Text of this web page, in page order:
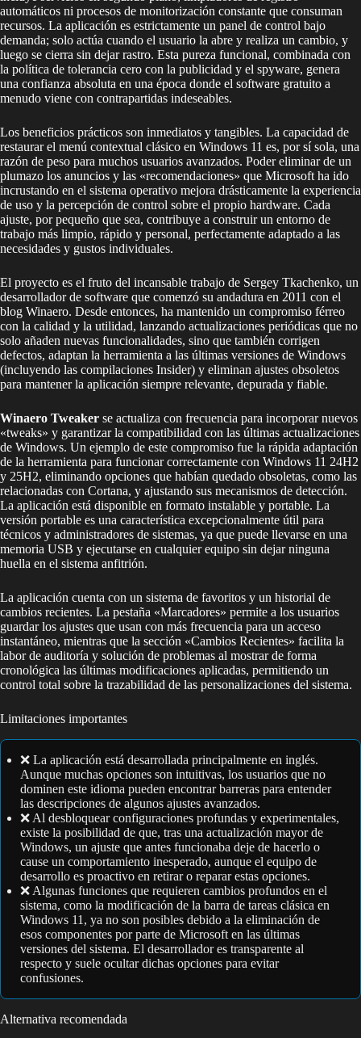
automáticos ni procesos de monitorización constante que consuman
recursos. La aplicación es estrictamente un panel de control bajo
demanda; solo actúa cuando el usuario la abre y realiza un cambio, y
luego se cierra sin dejar rastro. Esta pureza funcional, combinada con
la política de tolerancia cero con la publicidad y el spyware, genera
una confianza absoluta en una época donde el software gratuito a
menudo viene con contrapartidas indeseables.
Los beneficios prácticos son inmediatos y tangibles. La capacidad de
restaurar el menú contextual clásico en Windows 11 es, por sí sola, una
razón de peso para muchos usuarios avanzados. Poder eliminar de un
plumazo los anuncios y las «recomendaciones» que Microsoft ha ido
incrustando en el sistema operativo mejora drásticamente la experiencia
de uso y la percepción de control sobre el propio hardware. Cada
ajuste, por pequeño que sea, contribuye a construir un entorno de
trabajo más limpio, rápido y personal, perfectamente adaptado a las
necesidades y gustos individuales.
El proyecto es el fruto del incansable trabajo de Sergey Tkachenko, un
desarrollador de software que comenzó su andadura en 2011 con el
blog Winaero. Desde entonces, ha mantenido un compromiso férreo
con la calidad y la utilidad, lanzando actualizaciones periódicas que no
solo añaden nuevas funcionalidades, sino que también corrigen
defectos, adaptan la herramienta a las últimas versiones de Windows
(incluyendo las compilaciones Insider) y eliminan ajustes obsoletos
para mantener la aplicación siempre relevante, depurada y fiable.
Winaero Tweaker se actualiza con frecuencia para incorporar nuevos
«tweaks» y garantizar la compatibilidad con las últimas actualizaciones
de Windows. Un ejemplo de este compromiso fue la rápida adaptación
de la herramienta para funcionar correctamente con Windows 11 24H2
y 25H2, eliminando opciones que habían quedado obsoletas, como las
relacionadas con Cortana, y ajustando sus mecanismos de detección.
La aplicación está disponible en formato instalable y portable. La
versión portable es una característica excepcionalmente útil para
técnicos y administradores de sistemas, ya que puede llevarse en una
memoria USB y ejecutarse en cualquier equipo sin dejar ninguna
huella en el sistema anfitrión.
La aplicación cuenta con un sistema de favoritos y un historial de
cambios recientes. La pestaña «Marcadores» permite a los usuarios
guardar los ajustes que usan con más frecuencia para un acceso
instantáneo, mientras que la sección «Cambios Recientes» facilita la
labor de auditoría y solución de problemas al mostrar de forma
cronológica las últimas modificaciones aplicadas, permitiendo un
control total sobre la trazabilidad de las personalizaciones del sistema.
Limitaciones importantes
❌ La aplicación está desarrollada principalmente en inglés.
Aunque muchas opciones son intuitivas, los usuarios que no
dominen este idioma pueden encontrar barreras para entender
las descripciones de algunos ajustes avanzados.
❌ Al desbloquear configuraciones profundas y experimentales,
existe la posibilidad de que, tras una actualización mayor de
Windows, un ajuste que antes funcionaba deje de hacerlo o
cause un comportamiento inesperado, aunque el equipo de
desarrollo es proactivo en retirar o reparar estas opciones.
❌ Algunas funciones que requieren cambios profundos en el
sistema, como la modificación de la barra de tareas clásica en
Windows 11, ya no son posibles debido a la eliminación de
esos componentes por parte de Microsoft en las últimas
versiones del sistema. El desarrollador es transparente al
respecto y suele ocultar dichas opciones para evitar
confusiones.
Alternativa recomendada